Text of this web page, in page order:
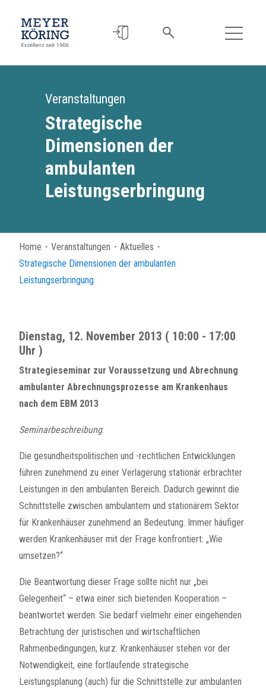
Veranstaltungen
Strategische
Dimensionen der
ambulanten
Leistungserbringung
Home ・ Veranstaltungen ・ Aktuelles ・
Strategische Dimensionen der ambulanten
Leistungserbringung
Dienstag, 12. November 2013 ( 10:00 - 17:00
Uhr )
Strategieseminar zur Voraussetzung und Abrechnung
ambulanter Abrechnungsprozesse am Krankenhaus
nach dem EBM 2013
Seminarbeschreibung:
Die gesundheitspolitischen und -rechtlichen Entwicklungen
führen zunehmend zu einer Verlagerung stationär erbrachter
Leistungen in den ambulanten Bereich. Dadurch gewinnt die
Schnittstelle zwischen ambulantem und stationärem Sektor
für Krankenhäuser zunehmend an Bedeutung. Immer häufiger
werden Krankenhäuser mit der Frage konfrontiert: „Wie
umsetzen?“
Die Beantwortung dieser Frage sollte nicht nur „bei
Gelegenheit“ – etwa einer sich bietenden Kooperation –
beantwortet werden. Sie bedarf vielmehr einer eingehenden
Betrachtung der juristischen und wirtschaftlichen
Rahmenbedingungen; kurz: Krankenhäuser stehen vor der
Notwendigkeit, eine fortlaufende strategische
Leistungsplanung (auch) für die Schnittstelle zur ambulanten